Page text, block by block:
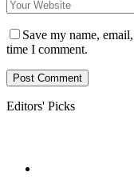
Save my name,
time I comment.
Editors' Picks